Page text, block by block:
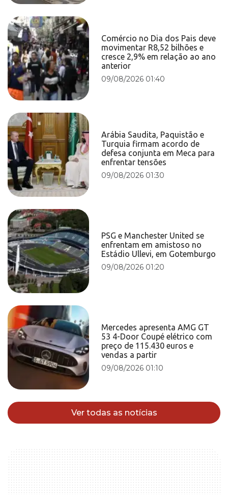
Comércio no Dia dos Pais deve
movimentar R8,52 bilhões e
cresce 2,9% em relação ao ano
anterior
09/08/2026 01:40
Arábia Saudita, Paquistão e
Turquia firmam acordo de
defesa conjunta em Meca para
enfrentar tensões
09/08/2026 01:30
PSG e Manchester United se
enfrentam em amistoso no
Estádio Ullevi, em Gotemburgo
09/08/2026 01:20
Mercedes apresenta AMG GT
53 4-Door Coupé elétrico com
preço de 115.430 euros e
vendas a partir
09/08/2026 01:10
Ver todas as notícias